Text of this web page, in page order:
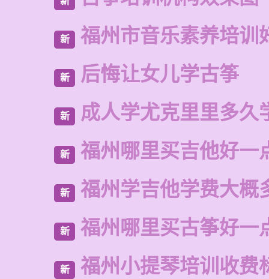
新 福州市音乐素养培训
新 后悔让女儿学古筝
新 成人学尤克里里多久
新 福州哪里买吉他好一
新 福州学吉他学费大概
新 福州哪里买古筝好一
新 福州小提琴培训收费